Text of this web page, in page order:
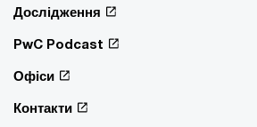
Дослідження
PwC Podcast
Офіси
Контакти